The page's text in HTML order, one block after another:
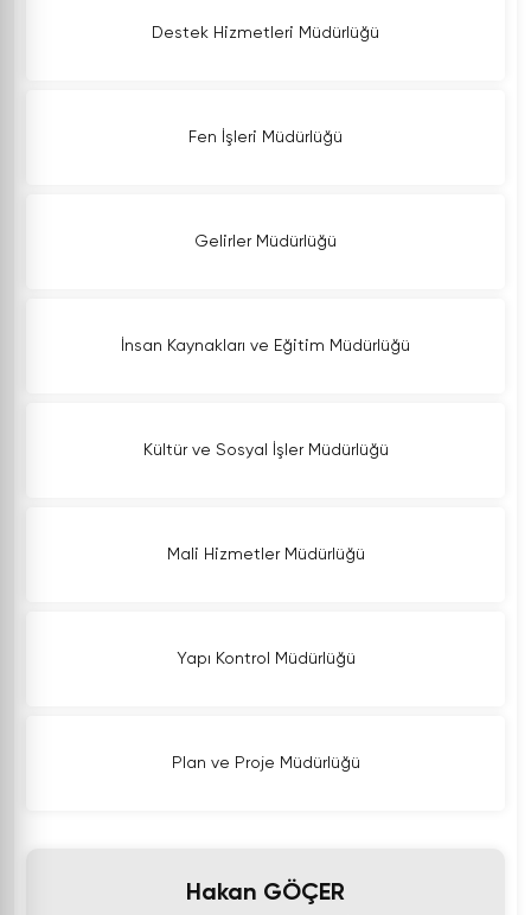
Destek Hizmetleri Müdürlüğü
Fen İşleri Müdürlüğü
Gelirler Müdürlüğü
İnsan Kaynakları ve Eğitim Müdürlüğü
Kültür ve Sosyal İşler Müdürlüğü
Mali Hizmetler Müdürlüğü
Yapı Kontrol Müdürlüğü
Plan ve Proje Müdürlüğü
Hakan GÖÇER